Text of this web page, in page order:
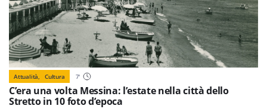
Attualità, Cultura 7'
C’era una volta Messina: l’estate nella città dello
Stretto in 10 foto d’epoca